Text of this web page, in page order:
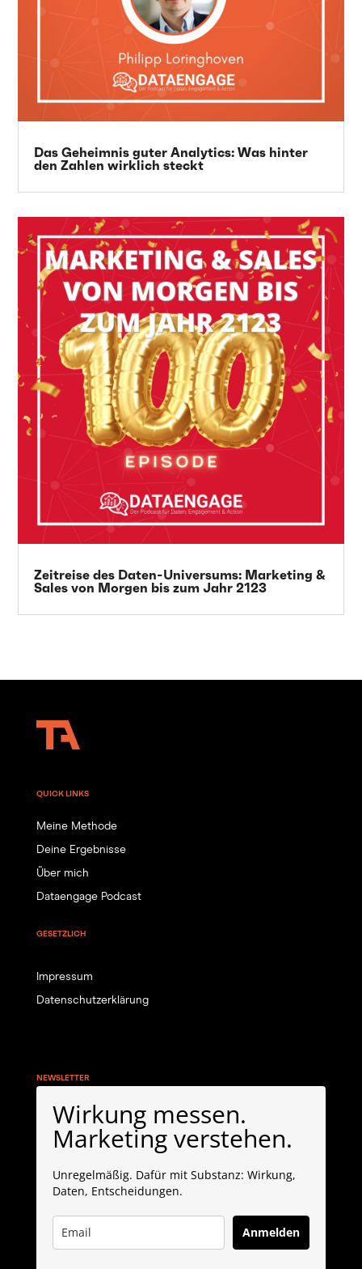
Das Geheimnis guter Analytics: Was hinter
den Zahlen wirklich steckt
Zeitreise des Daten-Universums: Marketing &
Sales von Morgen bis zum Jahr 2123
QUICK LINKS
Meine Methode
Deine Ergebnisse
Über mich
Dataengage Podcast
GESETZLICH
Impressum
Datenschutzerklärung
NEWSLETTER
Wirkung messen.
Marketing verstehen.
Unregelmäßig. Dafür mit Substanz: Wirkung,
Daten, Entscheidungen.
Anmelden